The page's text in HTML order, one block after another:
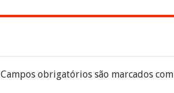
Campos obrigatórios são marcados com